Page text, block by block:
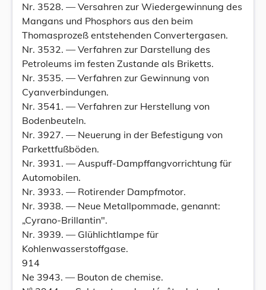
Nr. 3528. — Versahren zur Wiedergewinnung des
Mangans und Phosphors aus den beim
Thomasprozeß entstehenden Convertergasen.
Nr. 3532. — Verfahren zur Darstellung des
Petroleums im festen Zustande als Briketts.
Nr. 3535. — Verfahren zur Gewinnung von
Cyanverbindungen.
Nr. 3541. — Verfahren zur Herstellung von
Bodenbeuteln.
Nr. 3927. — Neuerung in der Befestigung von
Parkettfußböden.
Nr. 3931. — Auspuff-Dampffangvorrichtung für
Automobilen.
Nr. 3933. — Rotirender Dampfmotor.
Nr. 3938. — Neue Metallpommade, genannt:
„Cyrano-Brillantin".
Nr. 3939. — Glühlichtlampe für
Kohlenwasserstoffgase.
914
Ne 3943. — Bouton de chemise.